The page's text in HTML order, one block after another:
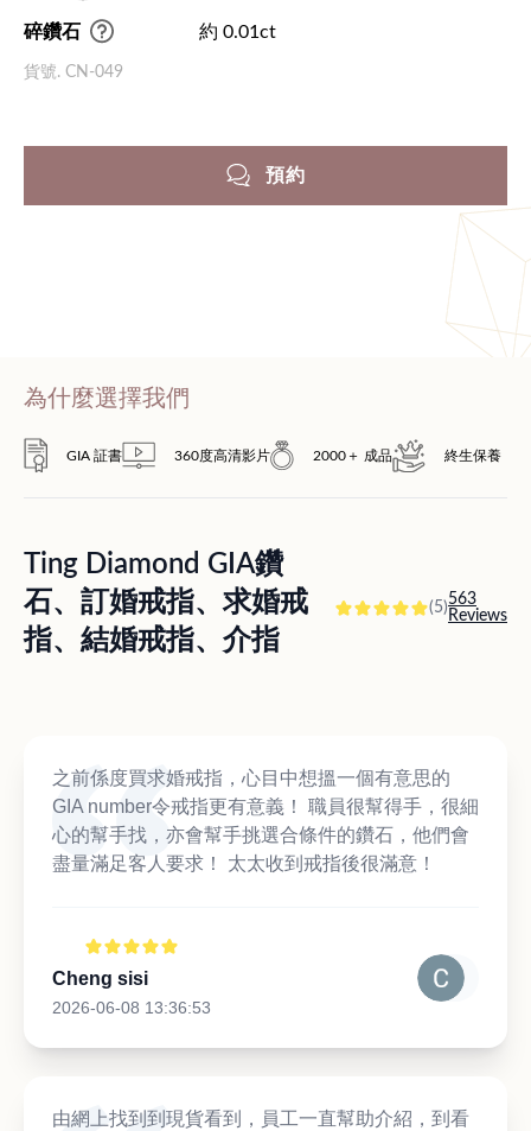
碎鑽石 約 0.01ct
貨號. CN-049
預約
為什麼選擇我們
GIA 証書 360度高清影片 2000＋ 成品 終生保養
Ting Diamond GIA鑽
石、訂婚戒指、求婚戒
指、結婚戒指、介指
(5)563
Reviews
之前係度買求婚戒指，心目中想搵一個有意思的
GIA number令戒指更有意義！ 職員很幫得手，很細
心的幫手找，亦會幫手挑選合條件的鑽石，他們會
盡量滿足客人要求！ 太太收到戒指後很滿意！
Cheng sisi
2026-06-08 13:36:53
由網上找到到現貨看到，員工一直幫助介紹，到看